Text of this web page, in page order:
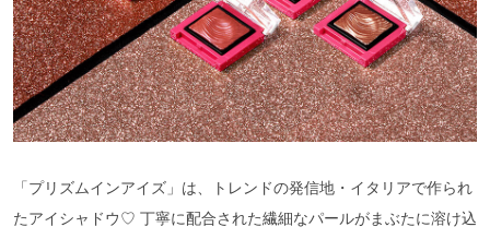
「プリズムインアイズ」は、トレンドの発信地・イタリアで作られ
たアイシャドウ♡ 丁寧に配合された繊細なパールがまぶたに溶け込